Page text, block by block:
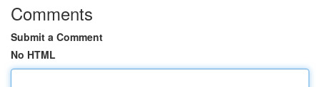
Comments
Submit a Comment
No HTML